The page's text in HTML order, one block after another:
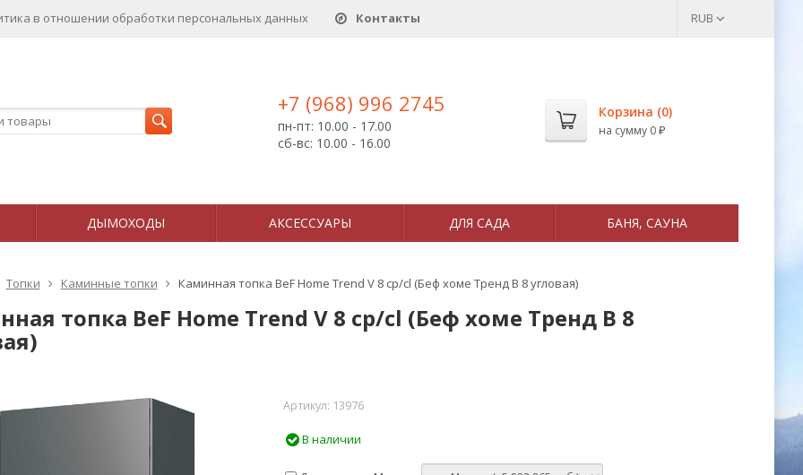
в отношении обработки персональных данныx Контакты RUB
+7 (968) 996 2745
пн-пт: 10.00 - 17.00
сб-вс: 10.00 - 16.00
Корзина (0)
на сумму 0 ₽
ДЫМОХОДЫ АКСЕССУАРЫ ДЛЯ САДА БАНЯ, САУНА
Топки Каминные топки Каминная топка BeF Home Trend V 8 cp/cl (Беф хоме Тренд В 8 угловая)
топка BeF Home Trend V 8 cp/cl (Беф хоме Тренд В 8
Артикул: 13976
В наличии